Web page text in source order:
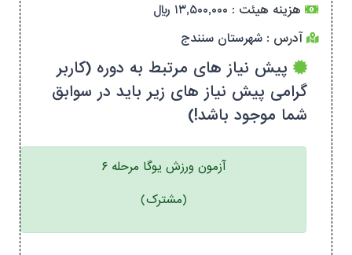
هزینه هیئت : ۱۳,۵۰۰,۰۰۰ ریال
آدرس : شهرستان سنندج
پیش نیاز های مرتبط به دوره (کاربر
گرامی پیش نیاز های زیر باید در سوابق
شما موجود باشد!)
آزمون ورزش یوگا مرحله ۶
(مشترک)